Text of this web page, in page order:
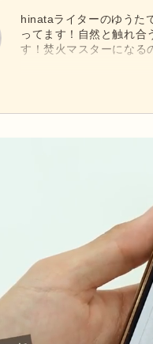
hinataライターのゆうた
ってます！自然と触れ合
す！焚火マスターになる